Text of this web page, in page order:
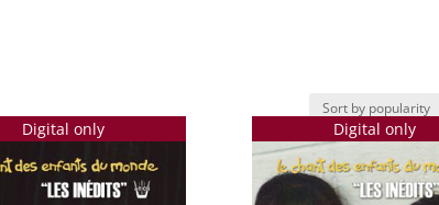
Digital only Digital only